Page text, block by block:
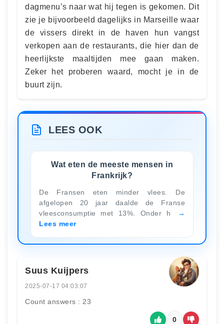
dagmenu’s naar wat hij tegen is gekomen. Dit
zie je bijvoorbeeld dagelijks in Marseille waar
de vissers direkt in de haven hun vangst
verkopen aan de restaurants, die hier dan de
heerlijkste maaltijden mee gaan maken.
Zeker het proberen waard, mocht je in de
buurt zijn.
LEES OOK
Wat eten de meeste mensen in
Frankrijk?
De Fransen eten minder vlees. De
afgelopen 20 jaar daalde de Franse
vleesconsumptie met 13%. Onder h
Lees meer
Suus Kuijpers
2025-07-17 04:03:07
Count answers : 23
0